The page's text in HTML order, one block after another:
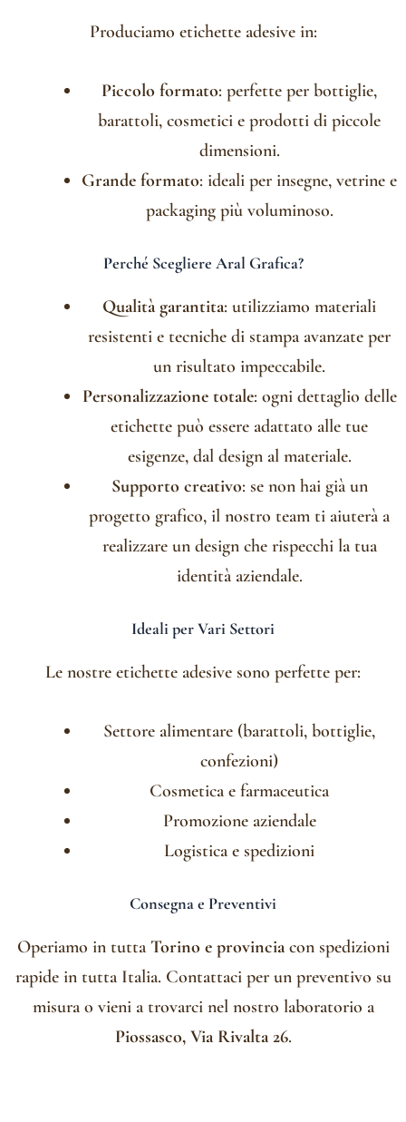
Produciamo etichette adesive in:
Piccolo formato: perfette per bottiglie,
barattoli, cosmetici e prodotti di piccole
dimensioni.
Grande formato: ideali per insegne, vetrine e
packaging più voluminoso.
Perché Scegliere Aral Grafica?
Qualità garantita: utilizziamo materiali
resistenti e tecniche di stampa avanzate per
un risultato impeccabile.
Personalizzazione totale: ogni dettaglio delle
etichette può essere adattato alle tue
esigenze, dal design al materiale.
Supporto creativo: se non hai già un
progetto grafico, il nostro team ti aiuterà a
realizzare un design che rispecchi la tua
identità aziendale.
Ideali per Vari Settori
Le nostre etichette adesive sono perfette per:
Settore alimentare (barattoli, bottiglie,
confezioni)
Cosmetica e farmaceutica
Promozione aziendale
Logistica e spedizioni
Consegna e Preventivi
Operiamo in tutta Torino e provinciacon spedizioni
rapide in tutta Italia. Contattaci per un preventivo su
misura o vieni a trovarci nel nostro laboratorio a
Piossasco, Via Rivalta 26.